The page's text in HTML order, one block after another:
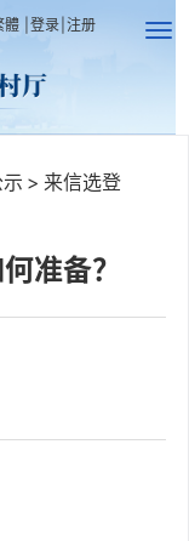
體 登录 注册
> 来信选登
准备？